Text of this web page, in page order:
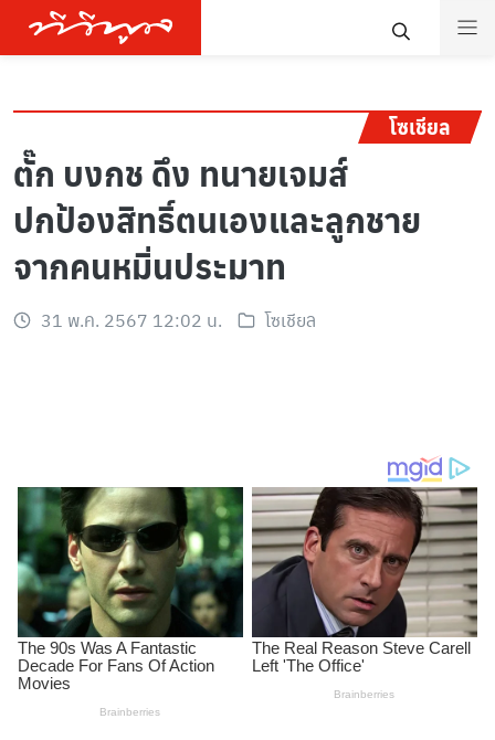
โซเชียล
ตั๊ก บงกช ดึง ทนายเจมส์
ปกป้องสิทธิ์ตนเองและลูกชาย
จากคนหมิ่นประมาท
31 พ.ค. 2567 12:02 น. โซเชียล